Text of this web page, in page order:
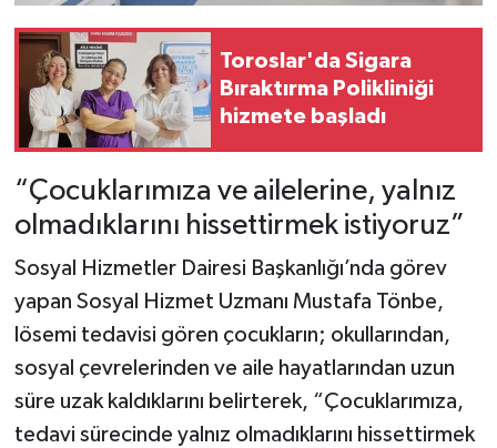
Toroslar'da Sigara
Bıraktırma Polikliniği
hizmete başladı
“Çocuklarımıza ve ailelerine, yalnız
olmadıklarını hissettirmek istiyoruz”
Sosyal Hizmetler Dairesi Başkanlığı’nda görev
yapan Sosyal Hizmet Uzmanı Mustafa Tönbe,
lösemi tedavisi gören çocukların; okullarından,
sosyal çevrelerinden ve aile hayatlarından uzun
süre uzak kaldıklarını belirterek, “Çocuklarımıza,
tedavi sürecinde yalnız olmadıklarını hissettirmek